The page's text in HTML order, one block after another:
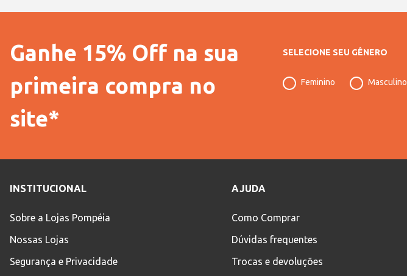
Ganhe 15% Off na sua
primeira compra no
site*
SELECIONE SEU GÊNERO
Feminino Masculino
INSTITUCIONAL
Sobre a Lojas Pompéia
Nossas Lojas
Segurança e Privacidade
AJUDA
Como Comprar
Dúvidas frequentes
Trocas e devoluções